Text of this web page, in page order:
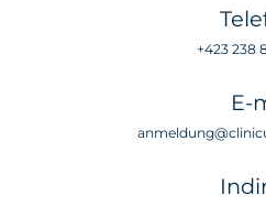
+423 238
E-